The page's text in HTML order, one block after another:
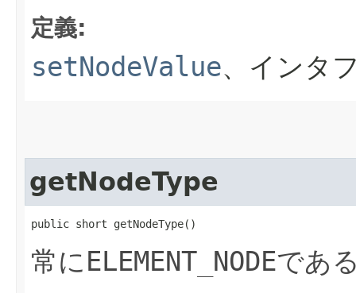
定義:
setNodeValue、インタ
getNodeType
public short getNodeType()
常にELEMENT_NODEであ